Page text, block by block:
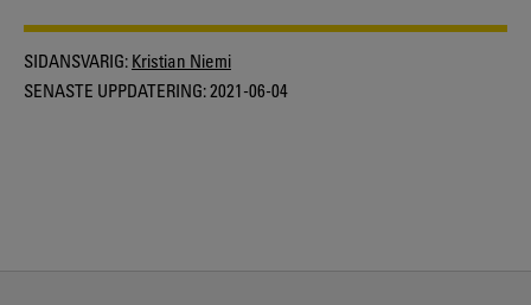
SIDANSVARIG: Kristian Niemi
SENASTE UPPDATERING:2021-06-04